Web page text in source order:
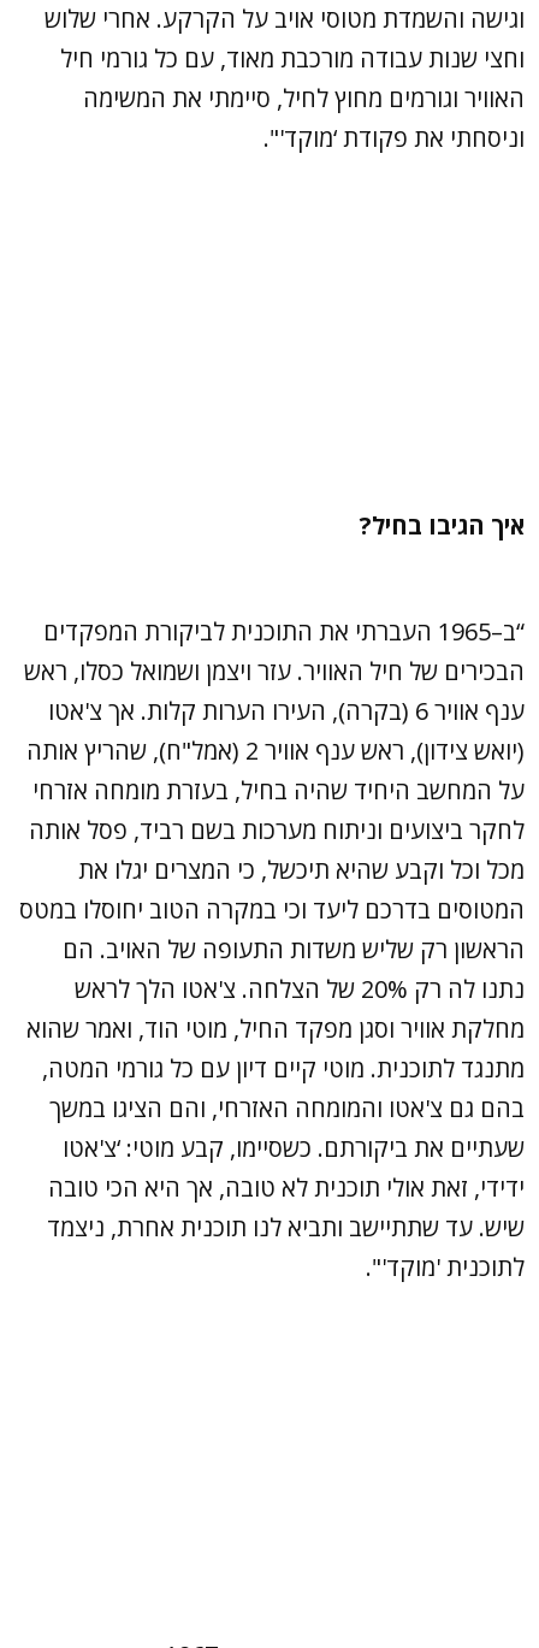
וגישה והשמדת מטוסי אויב על הקרקע. אחרי שלוש
וחצי שנות עבודה מורכבת מאוד, עם כל גורמי חיל
האוויר וגורמים מחוץ לחיל, סיימתי את המשימה
וניסחתי את פקודת ‘מוקד'".
איך הגיבו בחיל?
“ב–1965 העברתי את התוכנית לביקורת המפקדים
הבכירים של חיל האוויר. עזר ויצמן ושמואל כסלו, ראש
ענף אוויר 6 (בקרה), העירו הערות קלות. אך צ'אטו
(יואש צידון), ראש ענף אוויר 2 (אמל"ח), שהריץ אותה
על המחשב היחיד שהיה בחיל, בעזרת מומחה אזרחי
לחקר ביצועים וניתוח מערכות בשם רביד, פסל אותה
מכל וכל וקבע שהיא תיכשל, כי המצרים יגלו את
המטוסים בדרכם ליעד וכי במקרה הטוב יחוסלו במטס
הראשון רק שליש משדות התעופה של האויב. הם
נתנו לה רק 20% של הצלחה. צ'אטו הלך לראש
מחלקת אוויר וסגן מפקד החיל, מוטי הוד, ואמר שהוא
מתנגד לתוכנית. מוטי קיים דיון עם כל גורמי המטה,
בהם גם צ'אטו והמומחה האזרחי, והם הציגו במשך
שעתיים את ביקורתם. כשסיימו, קבע מוטי: ‘צ'אטו
ידידי, זאת אולי תוכנית לא טובה, אך היא הכי טובה
שיש. עד שתתיישב ותביא לנו תוכנית אחרת, ניצמד
לתוכנית 'מוקד'".